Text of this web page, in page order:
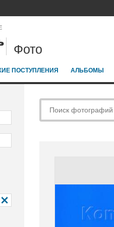
Фото
ПОСТУПЛЕНИЯ АЛЬБОМЫ